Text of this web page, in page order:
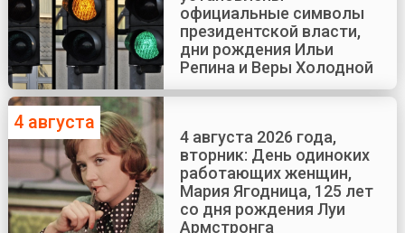
официальные символы
президентской власти,
дни рождения Ильи
Репина и Веры Холодной
4 августа
4 августа 2026 года,
вторник: День одиноких
работающих женщин,
Мария Ягодница, 125 лет
со дня рождения Луи
Армстронга